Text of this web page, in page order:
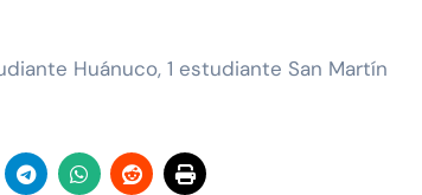
Huánuco, 1 estudiante San Martín